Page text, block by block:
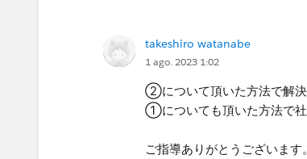
takeshiro watanabe
1 ago. 2023 1:02
②について頂いた方法で解決
①についても頂いた方法で社
ご指導ありがとうございます。